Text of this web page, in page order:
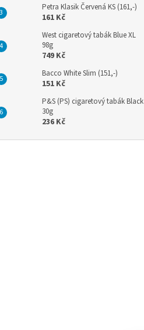
Petra Klasik Červená KS (161,-)
161 Kč
West cigaretový tabák Blue XL
98g
749 Kč
Bacco White Slim (151,-)
151 Kč
P&S (PS) cigaretový tabák Black
30g
236 Kč